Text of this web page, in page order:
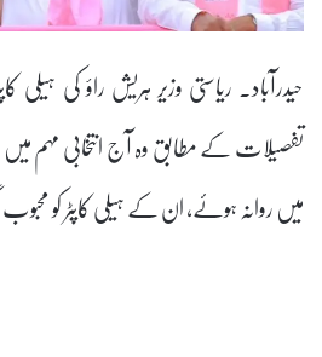
حیدرآباد۔ ریاستی وزیر ہریش راؤ کی ہیلی
تفصیلات کے مطابق وہ آج انتخابی مہم
میں روانہ ہوئے، ان کے ہیلی کاپٹر کو